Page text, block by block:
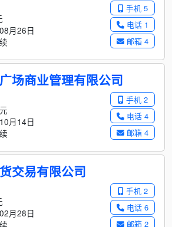
手机 5
电话 1
邮箱 4
月26日
场商业管理有限公司
手机 2
电话 4
邮箱 4
月14日
交易有限公司
手机 2
电话 6
邮箱 2
月28日